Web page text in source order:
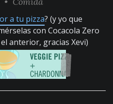
a tu pizza? (y yo que
con Cocacola Zero
anterior, gracias Xevi)